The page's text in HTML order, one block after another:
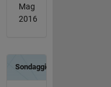
Mag
2016